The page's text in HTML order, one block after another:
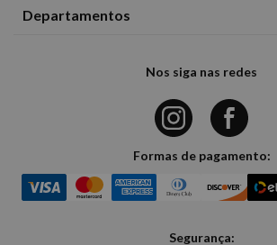
Departamentos
Nos siga nas redes
Formas de pagamento:
Segurança: